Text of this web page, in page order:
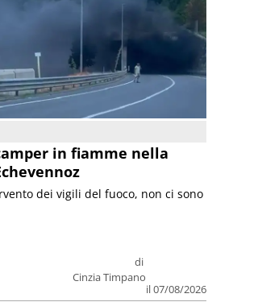
in fiamme nella
di
Cinzia Timpano
il 07/08/2026
dei vigili del fuoco, non ci sono